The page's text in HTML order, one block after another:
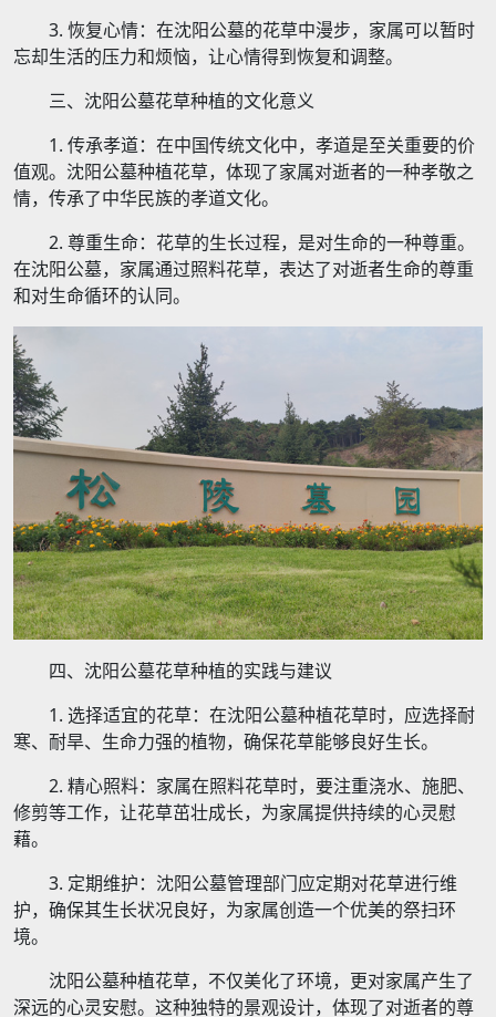
3. 恢复心情：在沈阳公墓的花草中漫步，家属可以暂时
忘却生活的压力和烦恼，让心情得到恢复和调整。
三、沈阳公墓花草种植的文化意义
1. 传承孝道：在中国传统文化中，孝道是至关重要的价
值观。沈阳公墓种植花草，体现了家属对逝者的一种孝敬之
情，传承了中华民族的孝道文化。
2. 尊重生命：花草的生长过程，是对生命的一种尊重。
在沈阳公墓，家属通过照料花草，表达了对逝者生命的尊重
和对生命循环的认同。
四、沈阳公墓花草种植的实践与建议
1. 选择适宜的花草：在沈阳公墓种植花草时，应选择耐
寒、耐旱、生命力强的植物，确保花草能够良好生长。
2. 精心照料：家属在照料花草时，要注重浇水、施肥、
修剪等工作，让花草茁壮成长，为家属提供持续的心灵慰
藉。
3. 定期维护：沈阳公墓管理部门应定期对花草进行维
护，确保其生长状况良好，为家属创造一个优美的祭扫环
境。
沈阳公墓种植花草，不仅美化了环境，更对家属产生了
深远的心灵安慰。这种独特的景观设计，体现了对逝者的尊